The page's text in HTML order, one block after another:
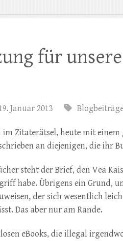
für
Januar 2013
im Zitaterätsel, heute mit
an diejenigen, die ihr
steht der Brief, den Vea
habe. Übrigens ein Grund,
der sich wesentlich
Das aber nur am Rande.
eBooks, die illegal